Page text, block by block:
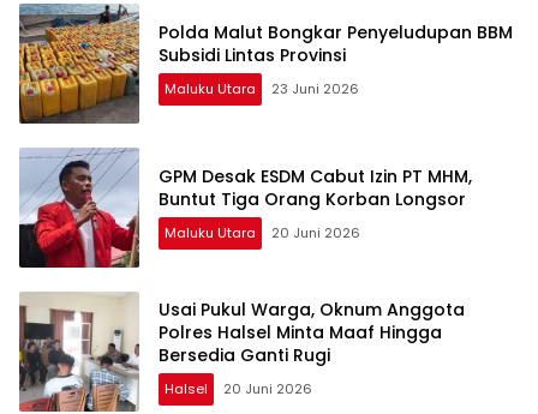
Polda Malut Bongkar Penyeludupan BBM
Subsidi Lintas Provinsi
Maluku Utara 23 Juni 2026
GPM Desak ESDM Cabut Izin PT MHM,
Buntut Tiga Orang Korban Longsor
Maluku Utara 20 Juni 2026
Usai Pukul Warga, Oknum Anggota
Polres Halsel Minta Maaf Hingga
Bersedia Ganti Rugi
Halsel 20 Juni 2026